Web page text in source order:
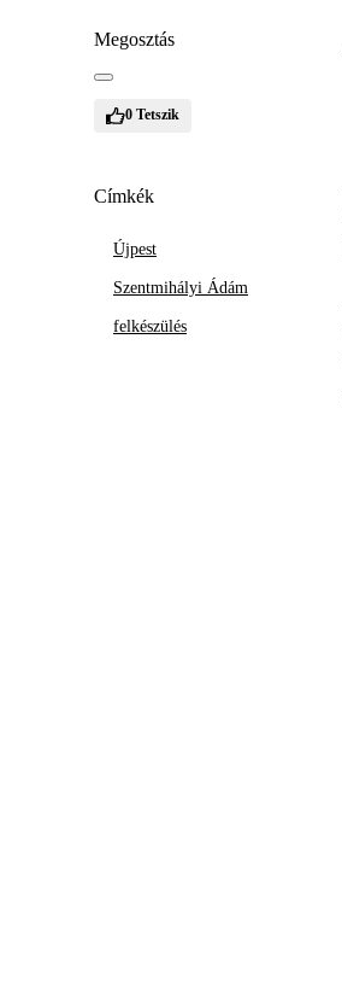
Megosztás
0 Tetszik
Címkék
Újpest
Szentmihályi Ádám
felkészülés